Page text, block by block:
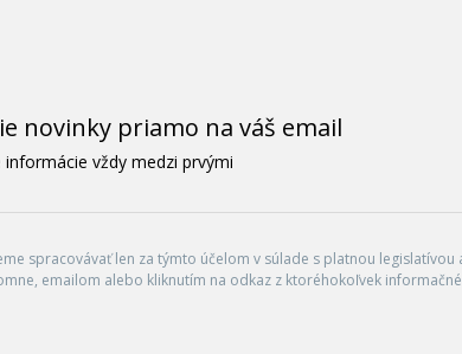
novinky priamo na váš email
vždy medzi prvými
spracovávať len za týmto účelom v súlade s platnou
emailom alebo kliknutím na odkaz z ktoréhokoľvek